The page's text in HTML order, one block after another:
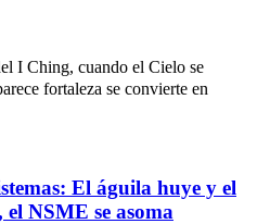
I Ching, cuando el Cielo se
fortaleza se convierte en
El águila huye y el
NSME se asoma